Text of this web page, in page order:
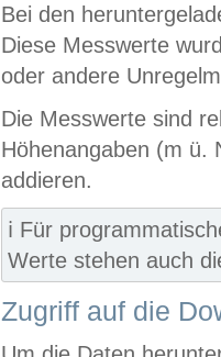
Bei den
Diese Messwerte
oder andere
Die Messwerte sind
Höhenangaben (m ü.
addieren.
ℹ️ Für
Werte stehen auch
Zugriff auf die